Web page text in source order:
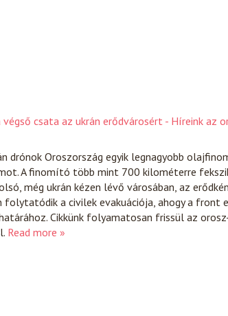
csata az ukrán erődvárosért - Híreink az
drónok Oroszország egyik legnagyobb
A finomító több mint 700 kilométerre
még ukrán kézen lévő városában, az
a civilek evakuációja, ahogy a front
Cikkünk folyamatosan frissül az
Read more »